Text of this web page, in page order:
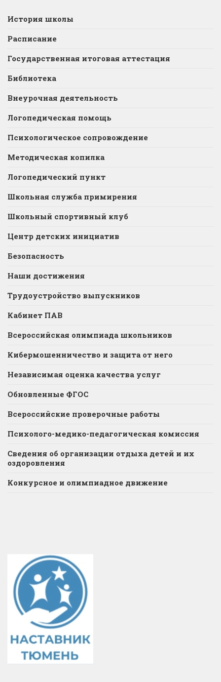
История школы
Расписание
Государственная итоговая аттестация
Библиотека
Внеурочная деятельность
Логопедическая помощь
Психологическое сопровождение
Методическая копилка
Логопедический пункт
Школьная служба примирения
Школьный спортивный клуб
Центр детских инициатив
Безопасность
Наши достижения
Трудоустройство выпускников
Кабинет ПАВ
Всероссийская олимпиада школьников
Кибермошенничество и защита от него
Независимая оценка качества услуг
Обновленные ФГОС
Всероссийские проверочные работы
Психолого-медико-педагогическая комиссия
Сведения об организации отдыха детей и их
оздоровления
Конкурсное и олимпиадное движение